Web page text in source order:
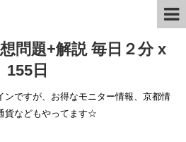
問題+解説 毎日２分 x
155日
ンですが、お得なモニター情報、京都情
貨などもやってます☆